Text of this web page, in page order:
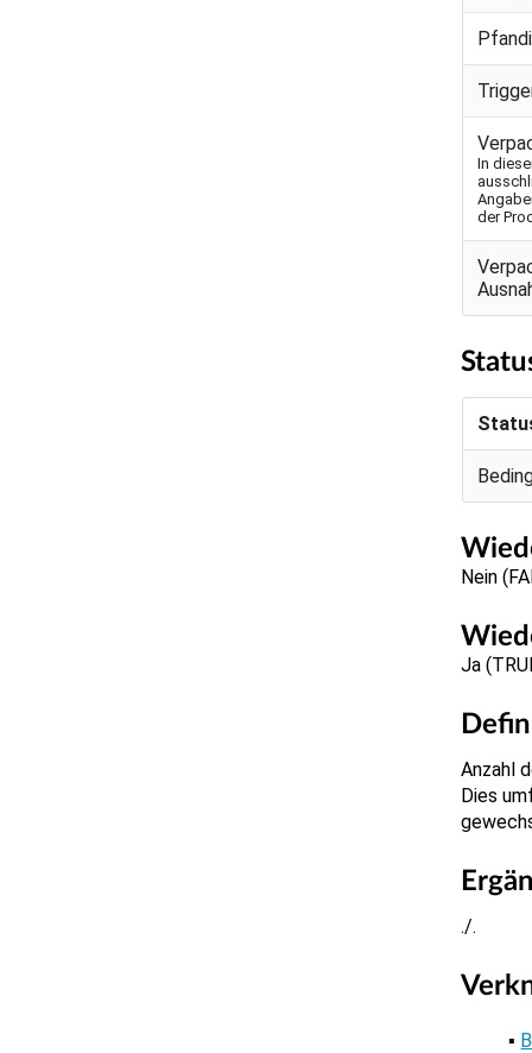
In
der
Nein
Ja
Anzahl
Dies
./.